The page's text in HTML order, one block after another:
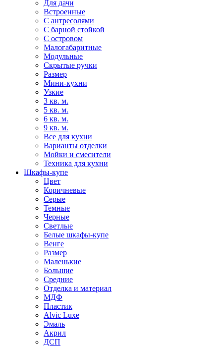
Для дачи
Встроенные
С антресолями
С барной стойкой
С островом
Малогабаритные
Модульные
Скрытые ручки
Размер
Мини-кухни
Узкие
3 кв. м.
5 кв. м.
6 кв. м.
9 кв. м.
Все для кухни
Варианты отделки
Мойки и смесители
Техника для кухни
Шкафы-купе
Цвет
Коричневые
Серые
Темные
Черные
Светлые
Белые шкафы-купе
Венге
Размер
Маленькие
Большие
Средние
Отделка и материал
МДФ
Пластик
Alvic Luxe
Эмаль
Акрил
ДСП